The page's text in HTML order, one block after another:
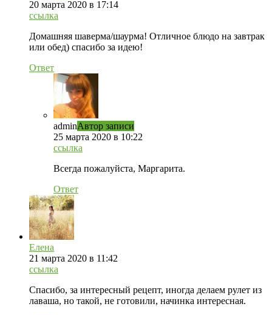
20 марта 2020 в 17:14
ссылка
Домашняя шаверма/шаурма! Отличное блюдо на завтрак
или обед) спасибо за идею!
Ответ
adminАвтор записи
25 марта 2020 в 10:22
ссылка
Всегда пожалуйста, Маргарита.
Ответ
Елена
21 марта 2020 в 11:42
ссылка
Спасибо, за интересный рецепт, иногда делаем рулет из
лаваша, но такой, не готовили, начинка интересная.